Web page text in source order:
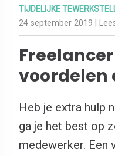
TIJDELIJKE
24 september 2019 |
voordelen
Heb je extra hulp
ga je het best op
medewerker. Een